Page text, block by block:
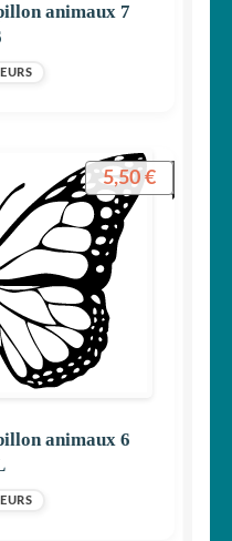
animaux 7
animaux 6
5,50 €